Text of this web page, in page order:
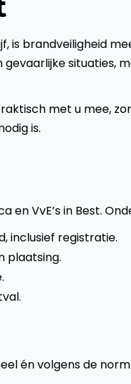
is brandveiligheid
situaties,
met u mee,
is.
VvE’s in Best.
inclusief registratie.
plaatsing.
én volgens de